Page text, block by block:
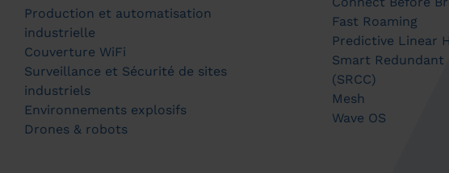
Production et automatisation
industrielle
Couverture WiFi
Surveillance et Sécurité de sites
industriels
Environnements explosifs
Drones & robots
Fast Roaming
Predictive Linear
Smart Redundant
(SRCC)
Mesh
Wave OS